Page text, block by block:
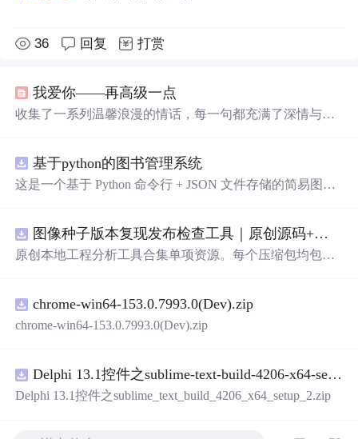
36 回复 打赏
我爱你——再高级一点
收集了一系列温馨浪漫的情话，每一句都充满了深情与爱
基于python的图书管理系统
这是一个基于 Python 命令行 + JSON 文件存储的简易图书
添加、删除、修改、搜索（按书名/作者/ISBN），每本书
记录馆藏总数和当前可借数量。 学生管理：支持学生信息
过借阅上限、是否重复借阅；还书时自动判断是否逾期
（期限 30 天）；支持查看全部借阅记录、逾期记录和某人
→ 业务层 → 界面层），职责清晰，易于扩展或替换（比
如把 JSON 换成数据库只需改 storage.py）；数据保存在本
地 data/ 目录的 JSON 文件中，关闭程序数据不丢失
图像种子版本复现发布检查工具｜原创源码+测试+离线报告
原创本地工程分析工具合集单项资源。每个压缩包均包含
行效果图、README、运行说明、功能清单、MIT License
及原创授权声明。Node.js 18+ 可直接运行，零第三方运行
chrome-win64-153.0.7993.0(Dev).zip
chrome-win64-153.0.7993.0(Dev).zip
Delphi 13.1控件之sublime-text-build-4206-x64-setup-2.zip
Delphi 13.1控件之sublime_text_build_4206_x64_setup_2.zip